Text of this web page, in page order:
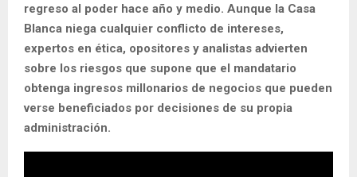
regreso al poder hace año y medio. Aunque la Casa
Blanca niega cualquier conflicto de intereses,
expertos en ética, opositores y analistas advierten
sobre los riesgos que supone que el mandatario
obtenga ingresos millonarios de negocios que pueden
verse beneficiados por decisiones de su propia
administración.